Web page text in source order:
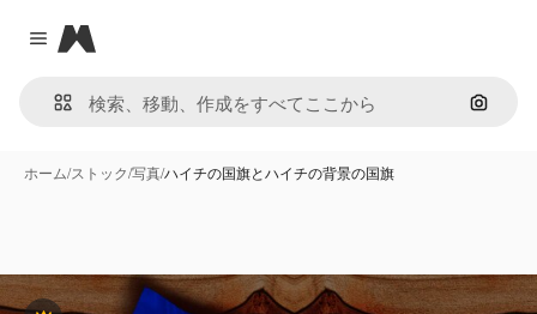
Close menu
Magnific
画像で
ホーム/ストック/写真/ハイチの国旗とハイチの背景の国旗